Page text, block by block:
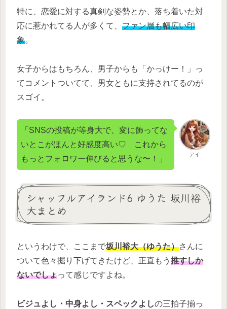
特に、恋愛に対する真剣な姿勢とか、落ち着いた対
応に惹かれてる人が多くて、 ファン層も幅広い印
象。
女子からはもちろん、男子からも「かっけー！」っ
てコメントついてて、男女ともに支持されてるのが
スゴイ。
アイ
「SNSの投稿が等身大で、変に飾ってな
いとこがほんと好感度高い♡ これから
もっとフォロワー伸びると思うな〜！」
シャッフルアイランド6 ゆうた 坂川裕
大まとめ
というわけで、ここまで坂川裕大（ゆうた）さんに
ついて色々掘り下げてきたけど、正直もう 推すしか
ないでしょって感じですよね。
ビジュよし・中身よし・スペックよしの三拍子揃っ